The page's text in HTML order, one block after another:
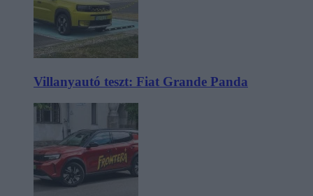
Villanyautó teszt: Fiat Grande Panda